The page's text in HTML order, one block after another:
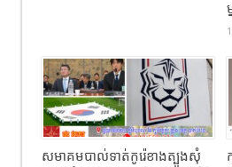
សមាគមបាល់ទាត់កូរ៉េខាងត្បូងសុំ